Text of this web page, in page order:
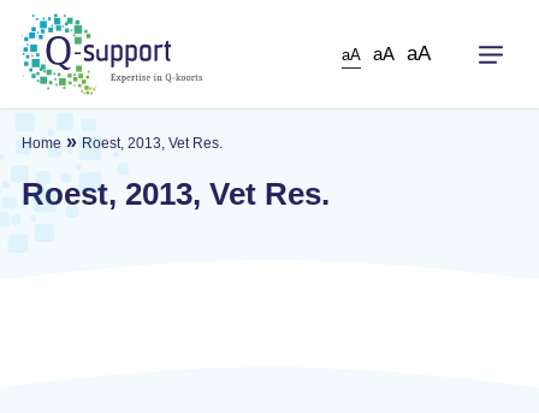
Skip
main
content
aA aA aA
Home » Roest, 2013, Vet Res.
Roest, 2013, Vet Res.